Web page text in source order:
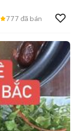
777 đã bán